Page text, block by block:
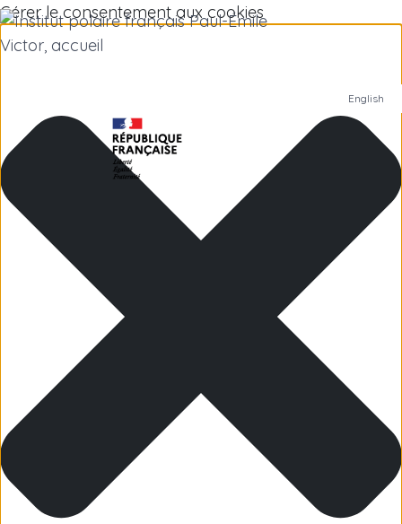
Gérer le consentement aux cookies
Institut polaire
Recherche scientifique
Arctique
English